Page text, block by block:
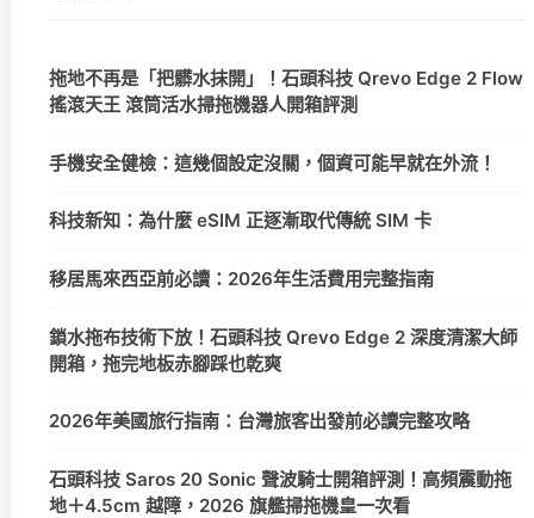
拖地不再是「把髒水抹開」！石頭科技 Qrevo Edge 2 Flow
搖滾天王 滾筒活水掃拖機器人開箱評測
手機安全健檢：這幾個設定沒關，個資可能早就在外流！
科技新知：為什麼 eSIM 正逐漸取代傳統 SIM 卡
移居馬來西亞前必讀：2026年生活費用完整指南
鎖水拖布技術下放！石頭科技 Qrevo Edge 2 深度清潔大師
開箱，拖完地板赤腳踩也乾爽
2026年美國旅行指南：台灣旅客出發前必讀完整攻略
石頭科技 Saros 20 Sonic 聲波騎士開箱評測！高頻震動拖
地＋4.5cm 越障，2026 旗艦掃拖機皇一次看